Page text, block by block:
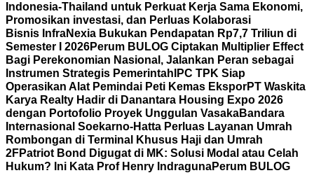
Indonesia-Thailand untuk Perkuat Kerja Sama Ekonomi,
Promosikan investasi, dan Perluas Kolaborasi
Bisnis InfraNexia Bukukan Pendapatan Rp7,7 Triliun di
Semester I 2026Perum BULOG Ciptakan Multiplier Effect
Bagi Perekonomian Nasional, Jalankan Peran sebagai
Instrumen Strategis Pemerintah IPC TPK Siap
Operasikan Alat Pemindai Peti Kemas EksporPT Waskita
Karya Realty Hadir di Danantara Housing Expo 2026
dengan Portofolio Proyek Unggulan VasakaBandara
Internasional Soekarno-Hatta Perluas Layanan Umrah
Rombongan di Terminal Khusus Haji dan Umrah
2FPatriot Bond Digugat di MK: Solusi Modal atau Celah
Hukum? Ini Kata Prof Henry IndragunaPerum BULOG